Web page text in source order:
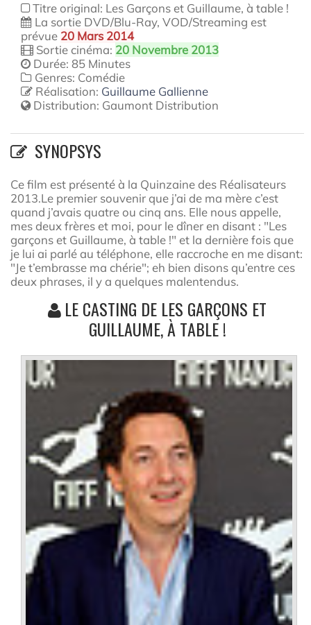
Titre original: Les Garçons et Guillaume, à table !
La sortie DVD/Blu-Ray, VOD/Streaming est
prévue 20 Mars 2014
Sortie cinéma: 20 Novembre 2013
Durée: 85 Minutes
Genres: Comédie
Réalisation: Guillaume Gallienne
Distribution: Gaumont Distribution
SYNOPSYS
Ce film est présenté à la Quinzaine des Réalisateurs
2013.Le premier souvenir que j’ai de ma mère c’est
quand j’avais quatre ou cinq ans. Elle nous appelle,
mes deux frères et moi, pour le dîner en disant : "Les
garçons et Guillaume, à table !" et la dernière fois que
je lui ai parlé au téléphone, elle raccroche en me disant:
"Je t’embrasse ma chérie"; eh bien disons qu’entre ces
deux phrases, il y a quelques malentendus.
LE CASTING DE LES GARÇONS ET
GUILLAUME, À TABLE !